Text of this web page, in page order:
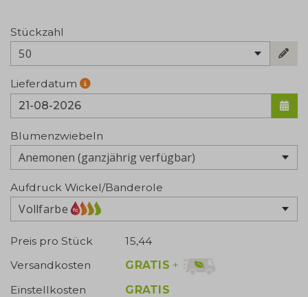
Stückzahl
50
Lieferdatum
Blumenzwiebeln
Aufdruck Wickel/Banderole
Vollfarbe
Preis pro Stück
15,44
Versandkosten
GRATIS +
Einstellkosten
GRATIS